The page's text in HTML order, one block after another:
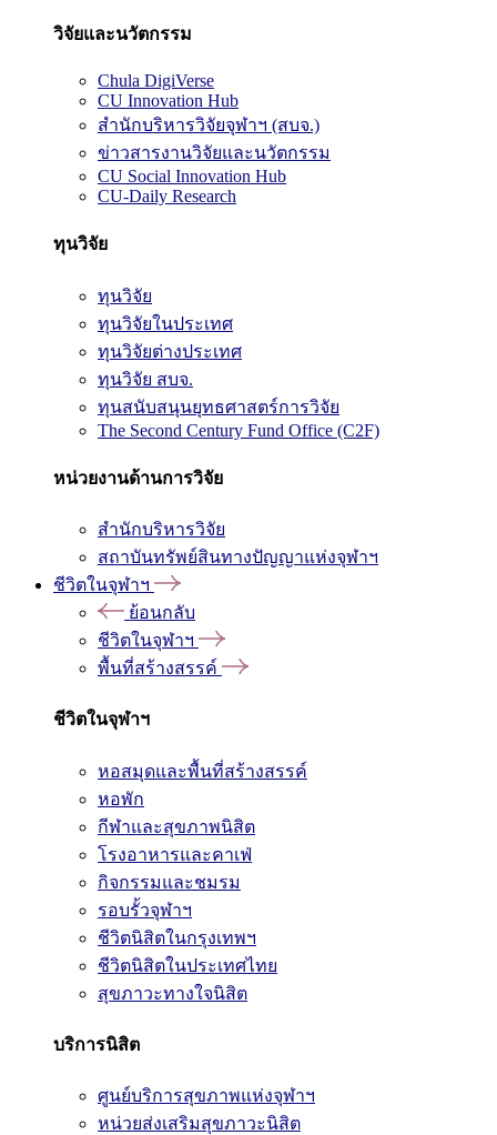
วิจัยและนวัตกรรม
Chula DigiVerse
CU Innovation Hub
สำนักบริหารวิจัยจุฬาฯ (สบจ.)
ข่าวสารงานวิจัยและนวัตกรรม
CU Social Innovation Hub
CU-Daily Research
ทุนวิจัย
ทุนวิจัย
ทุนวิจัยในประเทศ
ทุนวิจัยต่างประเทศ
ทุนวิจัย สบจ.
ทุนสนับสนุนยุทธศาสตร์การวิจัย
The Second Century Fund Office (C2F)
หน่วยงานด้านการวิจัย
สำนักบริหารวิจัย
สถาบันทรัพย์สินทางปัญญาแห่งจุฬาฯ
ชีวิตในจุฬาฯ
ย้อนกลับ
ชีวิตในจุฬาฯ
พื้นที่สร้างสรรค์
ชีวิตในจุฬาฯ
หอสมุดและพื้นที่สร้างสรรค์
หอพัก
กีฬาและสุขภาพนิสิต
โรงอาหารและคาเฟ่
กิจกรรมและชมรม
รอบรั้วจุฬาฯ
ชีวิตนิสิตในกรุงเทพฯ
ชีวิตนิสิตในประเทศไทย
สุขภาวะทางใจนิสิต
บริการนิสิต
ศูนย์บริการสุขภาพแห่งจุฬาฯ
หน่วยส่งเสริมสุขภาวะนิสิต